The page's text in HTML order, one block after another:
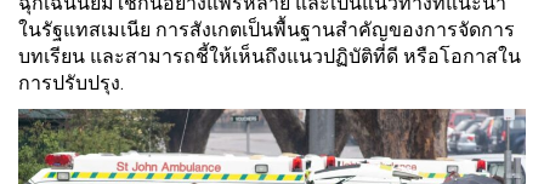
ในรัฐแทสเมเนีย การสังเกตเป็นพื้นฐานสำคัญของการจัดการ
บทเรียน และสามารถชี้ให้เห็นถึงแนวปฏิบัติที่ดี หรือโอกาสใน
การปรับปรุง.